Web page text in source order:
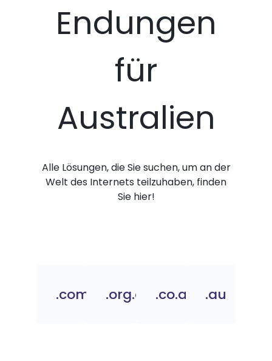
Endungen
für
Australien
Alle Lösungen, die Sie suchen, um an der
Welt des Internets teilzuhaben, finden
Sie hier!
.com.au.org.au .co.au .au